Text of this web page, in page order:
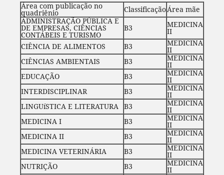
Área com publicação no
quadriênio ClassificaçãoÁrea mãe
ADMINISTRAÇÃO PÚBLICA E
DE EMPRESAS, CIÊNCIAS
CONTÁBEIS E TURISMO
B3 MEDICINA
II
CIÊNCIA DE ALIMENTOS
B3 MEDICINA
II
CIÊNCIAS AMBIENTAIS
B3 MEDICINA
II
EDUCAÇÃO
B3 MEDICINA
II
INTERDISCIPLINAR
B3 MEDICINA
II
LINGUíSTICA E LITERATURA B3 MEDICINA
II
MEDICINA I
B3 MEDICINA
II
MEDICINA II
B3 MEDICINA
II
MEDICINA VETERINÁRIA
B3 MEDICINA
II
NUTRIÇÃO
B3 MEDICINA
II